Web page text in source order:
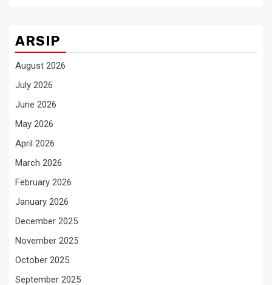
ARSIP
August 2026
July 2026
June 2026
May 2026
April 2026
March 2026
February 2026
January 2026
December 2025
November 2025
October 2025
September 2025